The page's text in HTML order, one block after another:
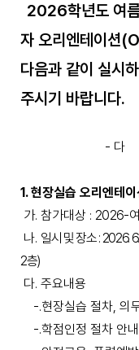
2026학년도 여
자 오리엔테이션
다음과 같이 실시
주시기 바랍니다.
- 다
1.현장실습 오리엔테이
가. 참가대상 : 2026-
나. 일시 및 장소: 2026.
2층)
다. 주요내용
-.현장실습 절차, 의
-.학점인정 절차 안내